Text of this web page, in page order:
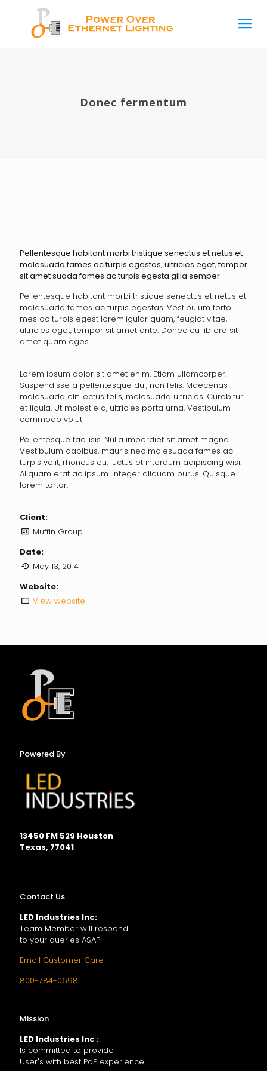
Donec fermentum
Pellentesque habitant morbi tristique senectus et netus et
malesuada fames ac turpis egestas, ultricies eget, tempor
sit amet suada fames ac turpis egesta gilla semper.
Pellentesque habitant morbi tristique senectus et netus et
malesuada fames ac turpis egestas. Vestibulum torto
mes ac turpis egest loremligular quam, feugiat vitae,
ultricies eget, tempor sit amet ante. Donec eu lib ero sit
amet quam eges.
Lorem ipsum dolor sit amet enim. Etiam ullamcorper.
Suspendisse a pellentesque dui, non felis. Maecenas
malesuada elit lectus felis, malesuada ultricies. Curabitur
et ligula. Ut molestie a, ultricies porta urna. Vestibulum
commodo volut
Pellentesque facilisis. Nulla imperdiet sit amet magna.
Vestibulum dapibus, mauris nec malesuada fames ac
turpis velit, rhoncus eu, luctus et interdum adipiscing wisi.
Aliquam erat ac ipsum. Integer aliquam purus. Quisque
lorem tortor.
Client:
Muffin Group
Date:
May 13, 2014
Website:
View website
Powered By
13450 FM 529 Houston
Texas, 77041
Contact Us
LED Industries Inc:
Team Member will respond
to your queries ASAP
Email Customer Care
800-784-0698
Mission
LED Industries Inc :
Is committed to provide
User's with best PoE experience